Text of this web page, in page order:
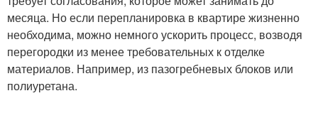
месяца. Но если перепланировка в квартире жизненно
необходима, можно немного ускорить процесс, возводя
перегородки из менее требовательных к отделке
материалов. Например, из пазогребневых блоков или
полиуретана.